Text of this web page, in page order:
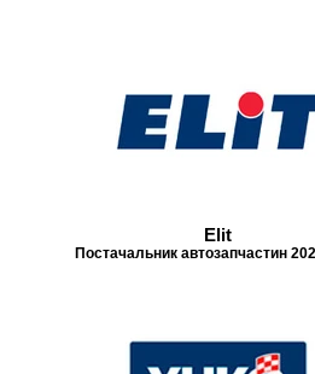
Elit
Постачальник автозапчастин